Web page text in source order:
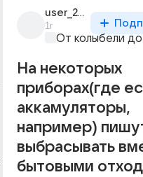
user_242418129
1г
От колыбели
На некоторых
приборах(где
аккамуляторы,
например)
выбрасывать
бытовыми